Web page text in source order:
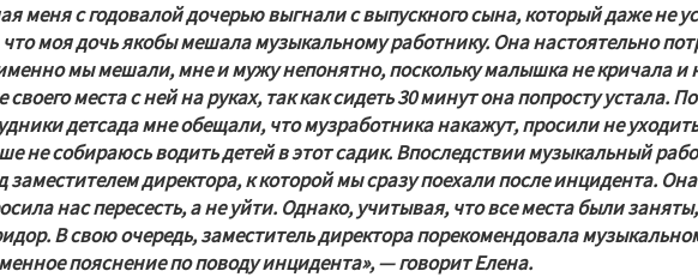
меня с годовалой дочерью выгнали с выпускного сына, который даже не
что моя дочь якобы мешала музыкальному работнику. Она настоятельно
мы мешали, мне и мужу непонятно, поскольку малышка не кричала и
своего места с ней на руках, так как сидеть 30 минут она попросту устала.
детсада мне обещали, что музработника накажут, просили не
не собираюсь водить детей в этот садик. Впоследствии музыкальный
заместителем директора, к которой мы сразу поехали после инцидента.
нас пересесть, а не уйти. Однако, учитывая, что все места были
В свою очередь, заместитель директора порекомендовала
пояснение по поводу инцидента», — говорит Елена.